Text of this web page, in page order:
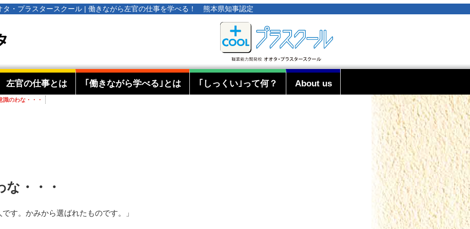
タ・プラスタースクール | 働きながら左官の仕事を学べる！ 熊本県知事認定
左官の仕事とは ｢働きながら学べる｣とは ｢しっくい｣って何？ About us
識のわな・・・
な・・・
です。かみから選ばれたものです。」